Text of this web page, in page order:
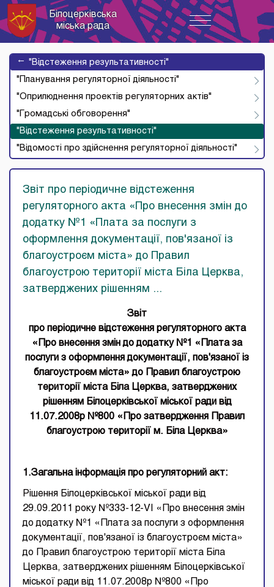
Toggle
navigation
Білоцерківська
міська рада
→ "Відстеження результативності"
"Планування регуляторної діяльності"
"Оприлюднення проектів регуляторних актів"
"Громадські обговорення"
"Відстеження результативності"
"Відомості про здійснення регуляторної діяльності"
Звіт про періодичне відстеження
регуляторного акта «Про внесення змін до
додатку №1 «Плата за послуги з
оформлення документації, пов'язаної із
благоустроєм міста» до Правил
благоустрою території міста Біла Церква,
затверджених рішенням ...
Звіт
про періодичне відстеження регуляторного акта
«Про внесення змін до додатку №1 «Плата за
послуги з оформлення документації, пов'язаної із
благоустроєм міста» до Правил благоустрою
території міста Біла Церква, затверджених
рішенням Білоцерківської міської ради від
11.07.2008р №800 «Про затвердження Правил
благоустрою території м. Біла Церква»
1.Загальна інформація про регуляторний акт:
Рішення Білоцерківської міської ради від
29.09.2011 року №333-12-VІ «Про внесення змін
до додатку №1 «Плата за послуги з оформлення
документації, пов'язаної із благоустроєм міста»
до Правил благоустрою території міста Біла
Церква, затверджених рішенням Білоцерківської
міської ради від 11.07.2008р №800 «Про